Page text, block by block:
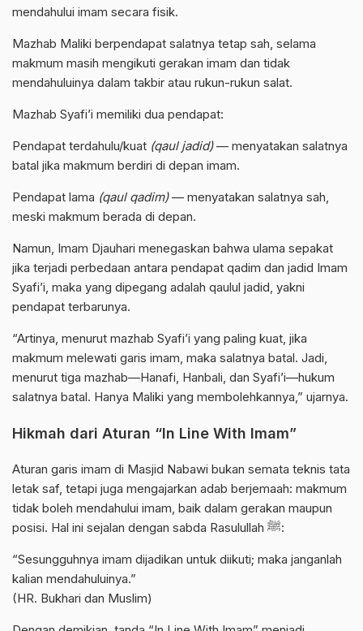
mendahului imam secara fisik.
Mazhab Maliki berpendapat salatnya tetap sah, selama
makmum masih mengikuti gerakan imam dan tidak
mendahuluinya dalam takbir atau rukun-rukun salat.
Mazhab Syafi’i memiliki dua pendapat:
Pendapat terdahulu/kuat (qaul jadid)— menyatakan salatnya
batal jika makmum berdiri di depan imam.
Pendapat lama (qaul qadim)— menyatakan salatnya sah,
meski makmum berada di depan.
Namun, Imam Djauhari menegaskan bahwa ulama sepakat
jika terjadi perbedaan antara pendapat qadim dan jadid Imam
Syafi’i, maka yang dipegang adalah qaulul jadid, yakni
pendapat terbarunya.
“Artinya, menurut mazhab Syafi’i yang paling kuat, jika
makmum melewati garis imam, maka salatnya batal. Jadi,
menurut tiga mazhab—Hanafi, Hanbali, dan Syafi’i—hukum
salatnya batal. Hanya Maliki yang membolehkannya,” ujarnya.
Hikmah dari Aturan “In Line With Imam”
Aturan garis imam di Masjid Nabawi bukan semata teknis tata
letak saf, tetapi juga mengajarkan adab berjemaah: makmum
tidak boleh mendahului imam, baik dalam gerakan maupun
posisi. Hal ini sejalan dengan sabda Rasulullah ﷺ:
“Sesungguhnya imam dijadikan untuk diikuti; maka janganlah
kalian mendahuluinya.”
(HR. Bukhari dan Muslim)